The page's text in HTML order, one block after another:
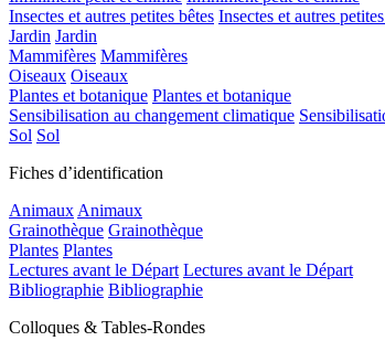
Insectes et autres petites bêtes Insectes et autres
Jardin Jardin
Mammifères Mammifères
Oiseaux Oiseaux
Plantes et botanique Plantes et botanique
Sensibilisation au changement climatique
Sol Sol
Fiches d’identification
Animaux Animaux
Grainothèque Grainothèque
Plantes Plantes
Lectures avant le Départ Lectures avant le Départ
Bibliographie Bibliographie
Colloques & Tables-Rondes